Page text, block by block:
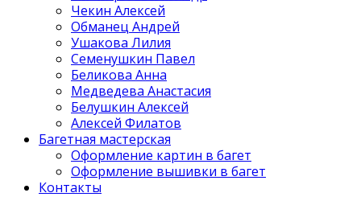
Чекин Алексей
Обманец Андрей
Ушакова Лилия
Семенушкин Павел
Беликова Анна
Медведева Анастасия
Белушкин Алексей
Алексей Филатов
Багетная мастерская
Оформление картин в багет
Оформление вышивки в багет
Контакты